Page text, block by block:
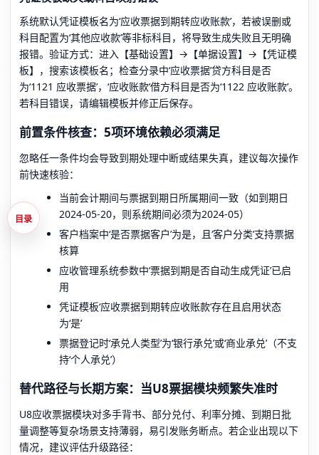
系统默认凭证模板名为‘应收票据到期转应收账款’，若被误删或
科目配置为‘其他应收款’等非标科目，将导致生成失败且无明确
报错。验证方式：进入【基础设置】→【单据设置】→【凭证模
板】，搜索该模板名；检查分录中‘应收票据’贷方科目是否
为‘1121 应收票据’，‘应收账款’借方科目是否为‘1122 应收账款’。
若科目错误，请编辑模板并修正后保存。
前置条件核查：5项环境依赖必须满足
忽略任一条件均会导致到期处理中断或结果失真，建议每次操作
前快速核验：
当前会计期间与票据到期日所属期间一致（如到期日
2024-05-20，则系统期间必须为2024-05）
客户档案中‘是否票据客户’为是，且‘客户分类’支持票据
核算
应收管理系统参数中‘票据到期是否自动生成凭证’已启
用
凭证模板‘应收票据到期转应收账款’存在且启用状态
为‘是’
票据登记时‘承兑人类型’为‘银行承兑’或‘商业承兑’（不支
持‘个人承兑’）
替代路径与长期方案：当U8票据模块频繁失准时
U8应收票据模块对多手背书、部分兑付、利率分摊、到期日批
量调整等复杂场景支持薄弱，易引发账务断点。若企业出现以下
情况，建议评估升级路径：
目录